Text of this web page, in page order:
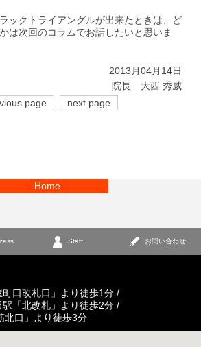
ックトライアングルが出来たときは、ど
は次回のコラムでお話したいと思いま
2013月04月14日
院長 大西 秀威
page
next page
Home
Staff お問い合わせ
口改札口」より徒歩1分 /
「北改札」より徒歩2分 /
北口」より徒歩3分